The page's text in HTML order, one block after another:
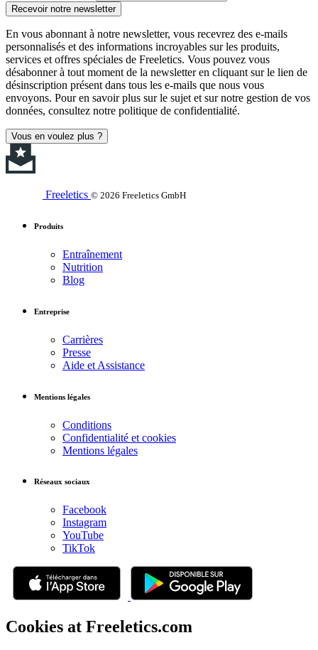
Recevoir notre newsletter
En vous abonnant à notre newsletter, vous recevrez des e-mails
personnalisés et des informations incroyables sur les produits,
services et offres spéciales de Freeletics. Vous pouvez vous
désabonner à tout moment de la newsletter en cliquant sur le lien de
désinscription présent dans tous les e-mails que nous vous
envoyons. Pour en savoir plus sur le sujet et sur notre gestion de vos
données, consultez notre politique de confidentialité.
Vous en voulez plus ?
Freeletics © 2026 Freeletics GmbH
Produits
Entraînement
Nutrition
Blog
Entreprise
Carrières
Presse
Aide et Assistance
Mentions légales
Conditions
Confidentialité et cookies
Mentions légales
Réseaux sociaux
Facebook
Instagram
YouTube
TikTok
Cookies at Freeletics.com